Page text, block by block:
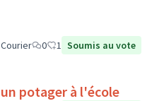
0 1 Soumis au vote
potager à l'école